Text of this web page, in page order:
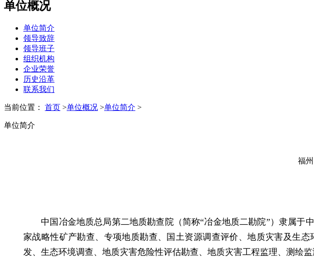
单位概况
单位简介
领导致辞
领导班子
组织机构
企业荣誉
历史沿革
联系我们
当前位置： 首页 >单位概况 >单位简介 >
单位简介
福
中国冶金地质总局第二地质勘查院（简称“冶金地质二勘院” ）隶属于
家战略性矿产勘查、专项地质勘查、国土资源调查评价、地质灾害及生
发、生态环境调查、地质灾害危险性评估勘查、地质灾害工程监理、测绘